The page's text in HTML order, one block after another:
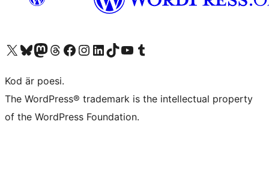
Besök vår X-konto (f.d. Twitter)
Besök vårt Bluesky-konto
Besök vårt Mastodon-konto
Besök vårt Thread-konto
Besök vår Facebook-sidaBesök vårt Instagram-konto
Besök vårt LinkedIn-konto
Besök vårt TikTok-konto
Besök vår YouTube-kanalBesök vårt Tumblr-konto
Kod är poesi.
The WordPress® trademark is the intellectual property
of the WordPress Foundation.